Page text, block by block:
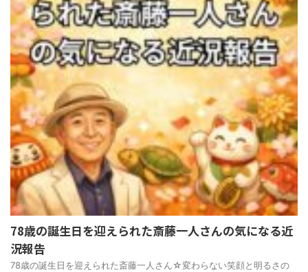
78歳の誕生日を迎えられた斎藤一人さんの気になる近
況報告
78歳の誕生日を迎えられた斎藤一人さん☆変わらない笑顔と明るさの